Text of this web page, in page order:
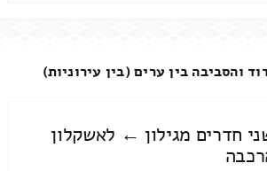
והסביבה בין ערים (בין עירוניות)
חדרים מגילון ← לאשקלון